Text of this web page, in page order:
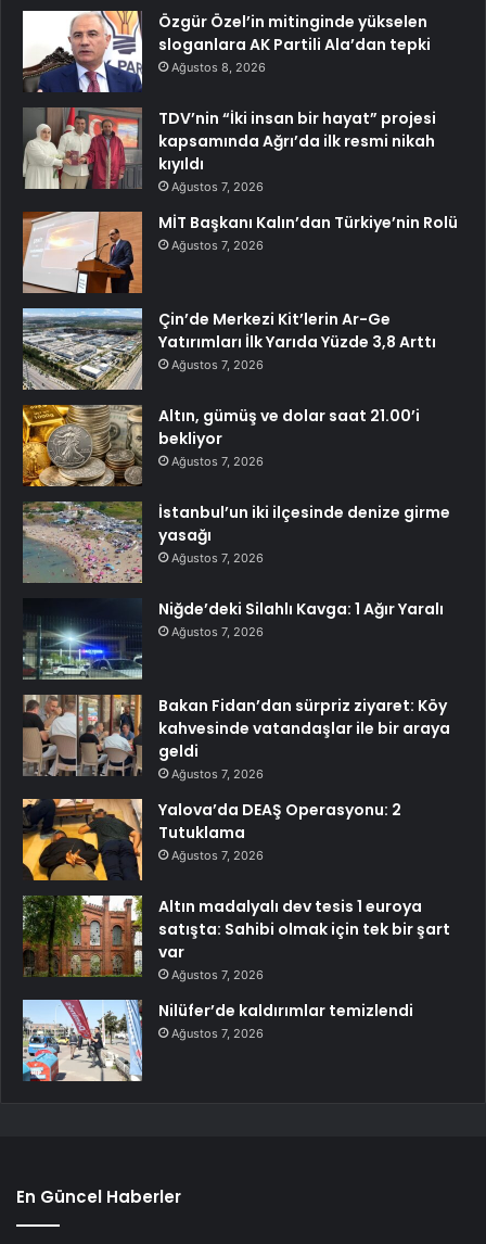
Özgür Özel’in mitinginde yükselen
sloganlara AK Partili Ala’dan tepki
Ağustos 8, 2026
TDV’nin “İki insan bir hayat” projesi
kapsamında Ağrı’da ilk resmi nikah
kıyıldı
Ağustos 7, 2026
MİT Başkanı Kalın’dan Türkiye’nin Rolü
Ağustos 7, 2026
Çin’de Merkezi Kit’lerin Ar-Ge
Yatırımları İlk Yarıda Yüzde 3,8 Arttı
Ağustos 7, 2026
Altın, gümüş ve dolar saat 21.00’i
bekliyor
Ağustos 7, 2026
İstanbul’un iki ilçesinde denize girme
yasağı
Ağustos 7, 2026
Niğde’deki Silahlı Kavga: 1 Ağır Yaralı
Ağustos 7, 2026
Bakan Fidan’dan sürpriz ziyaret: Köy
kahvesinde vatandaşlar ile bir araya
geldi
Ağustos 7, 2026
Yalova’da DEAŞ Operasyonu: 2
Tutuklama
Ağustos 7, 2026
Altın madalyalı dev tesis 1 euroya
satışta: Sahibi olmak için tek bir şart
var
Ağustos 7, 2026
Nilüfer’de kaldırımlar temizlendi
Ağustos 7, 2026
En Güncel Haberler